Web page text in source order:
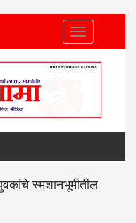
Toggle
navigation
स्मशानभूमीतील